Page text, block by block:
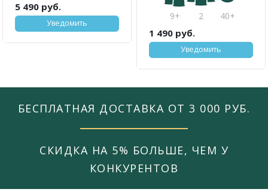
5 490 руб.
Уведомить
9+ 2 40+
1 490 руб.
Уведомить
БЕСПЛАТНАЯ ДОСТАВКА ОТ 3 000 РУБ.
СКИДКА НА 5% БОЛЬШЕ, ЧЕМ У
КОНКУРЕНТОВ